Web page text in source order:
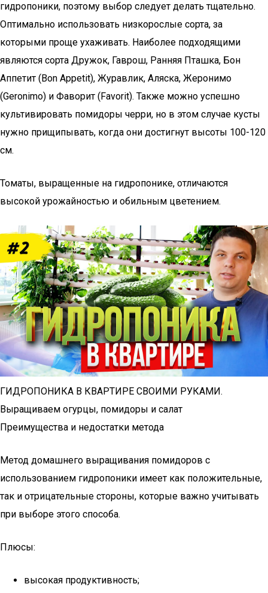
гидропоники, поэтому выбор следует делать тщательно.
Оптимально использовать низкорослые сорта, за
которыми проще ухаживать. Наиболее подходящими
являются сорта Дружок, Гаврош, Ранняя Пташка, Бон
Аппетит (Bon Appetit), Журавлик, Аляска, Жеронимо
(Geronimo) и Фаворит (Favorit). Также можно успешно
культивировать помидоры черри, но в этом случае кусты
нужно прищипывать, когда они достигнут высоты 100-120
см.
Томаты, выращенные на гидропонике, отличаются
высокой урожайностью и обильным цветением.
ГИДРОПОНИКА В КВАРТИРЕ СВОИМИ РУКАМИ.
Выращиваем огурцы, помидоры и салат
Преимущества и недостатки метода
Метод домашнего выращивания помидоров с
использованием гидропоники имеет как положительные,
так и отрицательные стороны, которые важно учитывать
при выборе этого способа.
Плюсы:
высокая продуктивность;